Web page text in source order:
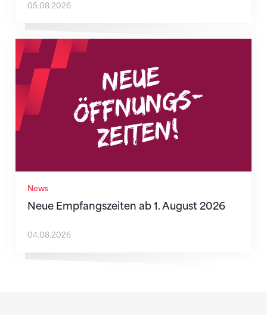
05.08.2026
News
Neue Empfangszeiten ab 1. August 2026
Neue Empfangszeiten ab 1. August 2026
04.08.2026